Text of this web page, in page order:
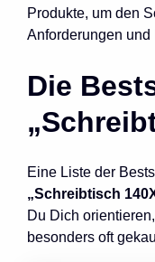
Produkte, um den
Anforderungen und
Die
Eine Liste der
„Schreibtisch
Du Dich
besonders oft